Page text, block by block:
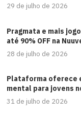
29 de julho de 2026
Pragmata e mais
até 90% OFF na
28 de julho de 2026
Plataforma oferece
mental para jovens
31 de julho de 2026